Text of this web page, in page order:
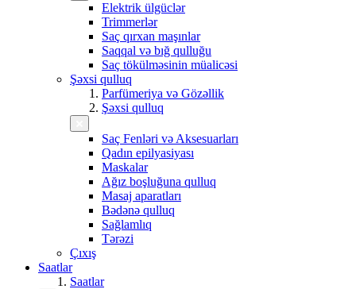
Elektrik ülgüclər
Trimmerlər
Saç qırxan maşınlar
Saqqal və bığ qulluğu
Saç tökülməsinin müalicəsi
Şəxsi qulluq
Parfümeriya və Gözəllik
Şəxsi qulluq
Saç Fenləri və Aksesuarları
Qadın epilyasiyası
Maskalar
Ağız boşluğuna qulluq
Masaj aparatları
Bədənə qulluq
Sağlamlıq
Tərəzi
Çıxış
Saatlar
Saatlar